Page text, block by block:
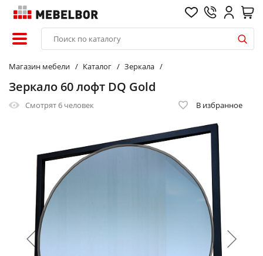
Магазин мебели Каталог Зеркала
Зеркало 60 лофт DQ Gold
Смотрят6 человек В избранное